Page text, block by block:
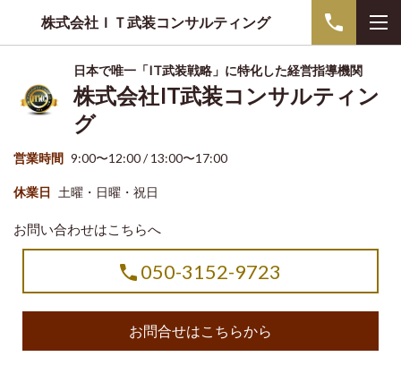
株式会社ＩＴ武装コンサルティング
日本で唯一「IT武装戦略」に特化した経営指導機関
株式会社IT武装コンサルティン
グ
営業時間 9:00〜12:00 / 13:00〜17:00
休業日 土曜・日曜・祝日
お問い合わせはこちらへ
050-3152-9723
お問合せはこちらから